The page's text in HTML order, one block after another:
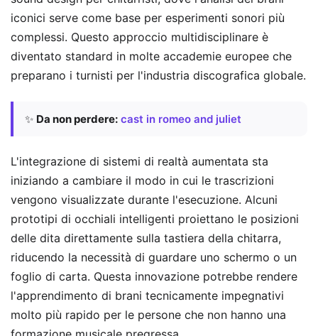
iconici serve come base per esperimenti sonori più
complessi. Questo approccio multidisciplinare è
diventato standard in molte accademie europee che
preparano i turnisti per l'industria discografica globale.
✨ Da non perdere: cast in romeo and juliet
L'integrazione di sistemi di realtà aumentata sta
iniziando a cambiare il modo in cui le trascrizioni
vengono visualizzate durante l'esecuzione. Alcuni
prototipi di occhiali intelligenti proiettano le posizioni
delle dita direttamente sulla tastiera della chitarra,
riducendo la necessità di guardare uno schermo o un
foglio di carta. Questa innovazione potrebbe rendere
l'apprendimento di brani tecnicamente impegnativi
molto più rapido per le persone che non hanno una